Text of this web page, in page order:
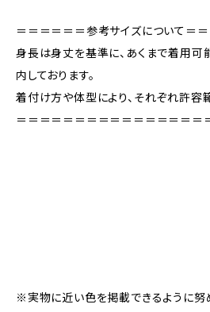
＝＝＝＝＝＝参考サイズについて＝
身長は身丈を基準に、あくまで着用可
内しております。
着付け方や体型により、それぞれ許容
＝＝＝＝＝＝＝＝＝＝＝＝＝＝＝＝
※実物に近い色を掲載できるように努